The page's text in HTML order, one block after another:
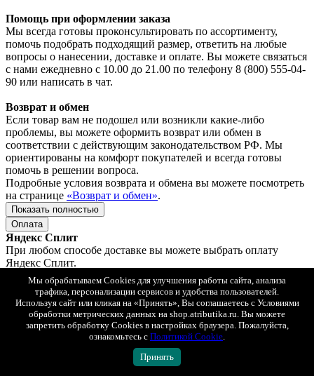
Помощь при оформлении заказа
Мы всегда готовы проконсультировать по ассортименту,
помочь подобрать подходящий размер, ответить на любые
вопросы о нанесении, доставке и оплате. Вы можете связаться
с нами ежедневно с 10.00 до 21.00 по телефону 8 (800) 555-04-
90 или написать в чат.
Возврат и обмен
Если товар вам не подошел или возникли какие-либо
проблемы, вы можете оформить возврат или обмен в
соответствии с действующим законодательством РФ. Мы
ориентированы на комфорт покупателей и всегда готовы
помочь в решении вопроса.
Подробные условия возврата и обмена вы можете посмотреть
на странице «Возврат и обмен».
Показать полностью
Оплата
Яндекс Сплит
При любом способе доставке вы можете выбрать оплату
Яндекс Сплит.
Так же просто, как платить обычной картой. Только сумма
списывается не сразу, а постепенно, равными частями.
Сплит — сервис рассрочки, который делит оплату покупки на
4 части. В момент покупки нужно заплатить только ¼ от
суммы, дальше — 3 платежа раз в 2 недели.
Без комиссии, оплачиваете только стоимость заказа.
Это не кредит, для оформления не нужно подавать заявку и
Мы обрабатываем Cookies для улучшения работы сайта, анализа
трафика, персонализации сервисов и удобства пользователей.
Используя сайт или кликая на «Принять», Вы соглашаетесь с Условиями
обработки метрических данных на shop.atributika.ru. Вы можете
запретить обработку Cookies в настройках браузера. Пожалуйста,
ознакомьтесь с Политикой Cookie.
Принять